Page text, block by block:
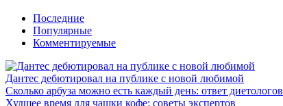
Последние
Популярные
Комментируемые
Дантес дебютировал на публике с новой любимой
Сколько арбуза можно есть каждый день: ответ диетологов
Худшее время для чашки кофе: советы экспертов